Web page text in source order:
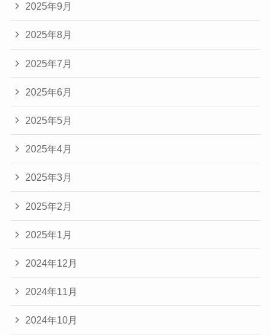
2025年9月
2025年8月
2025年7月
2025年6月
2025年5月
2025年4月
2025年3月
2025年2月
2025年1月
2024年12月
2024年11月
2024年10月